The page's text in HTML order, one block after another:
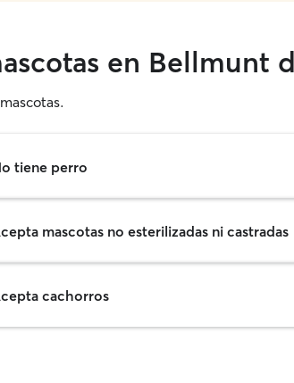
en Bellmunt
tiene perro
mascotas no esterilizadas ni castradas
cachorros